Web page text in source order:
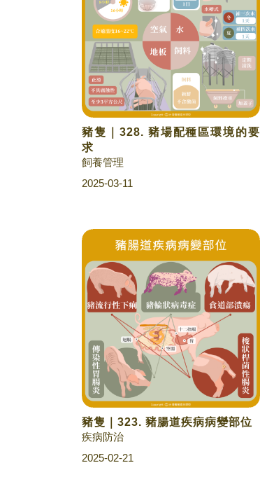
豬隻｜328. 豬場配種區環境的要
求
飼養管理
2025-03-11
豬隻｜323. 豬腸道疾病病變部位
疾病防治
2025-02-21